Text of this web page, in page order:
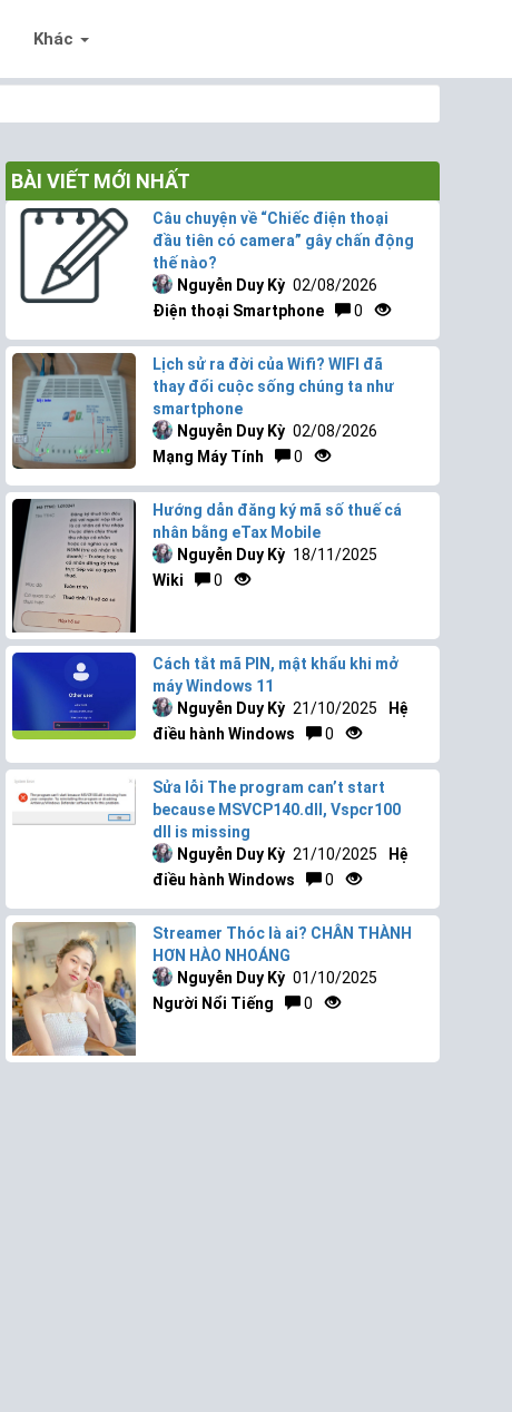
Khác
BÀI VIẾT MỚI NHẤT
Câu chuyện về “Chiếc điện thoại
đầu tiên có camera” gây chấn động
thế nào?
Nguyễn Duy Kỳ 02/08/2026
Điện thoại Smartphone
0
Lịch sử ra đời của Wifi? WIFI đã
thay đổi cuộc sống chúng ta như
smartphone
Nguyễn Duy Kỳ 02/08/2026
Mạng Máy Tính
0
Hướng dẫn đăng ký mã số thuế cá
nhân bằng eTax Mobile
Nguyễn Duy Kỳ 18/11/2025
Wiki
0
Cách tắt mã PIN, mật khẩu khi mở
máy Windows 11
Nguyễn Duy Kỳ 21/10/2025
Hệ
điều hành Windows
0
Sửa lỗi The program can’t start
because MSVCP140.dll, Vspcr100
dll is missing
Nguyễn Duy Kỳ 21/10/2025
Hệ
điều hành Windows
0
Streamer Thóc là ai? CHÂN THÀNH
HƠN HÀO NHOÁNG
Nguyễn Duy Kỳ 01/10/2025
Người Nổi Tiếng
0